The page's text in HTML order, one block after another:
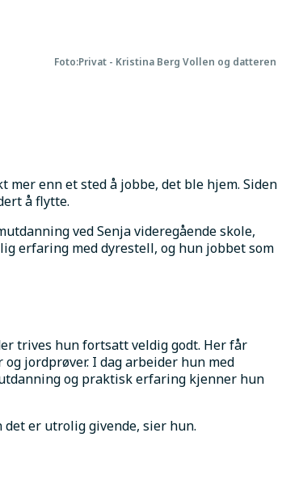
Foto:Privat - Kristina Berg Vollen og datteren
enn et sted å jobbe, det ble hjem. Siden
å flytte.
ved Senja videregående skole,
erfaring med dyrestell, og hun jobbet som
trives hun fortsatt veldig godt. Her får
jordprøver. I dag arbeider hun med
og praktisk erfaring kjenner hun
er utrolig givende, sier hun.